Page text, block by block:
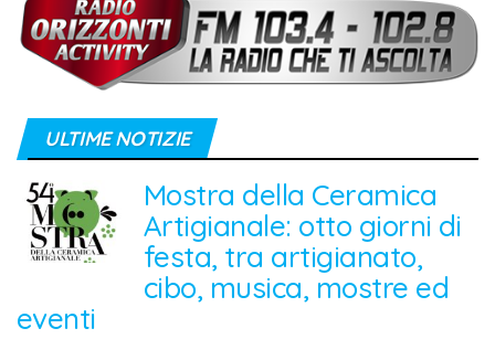
ULTIME NOTIZIE
Mostra della Ceramica
Artigianale: otto giorni di
festa, tra artigianato,
cibo, musica, mostre ed
eventi